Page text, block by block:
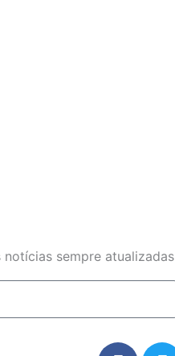
sempre atualizadas
F T